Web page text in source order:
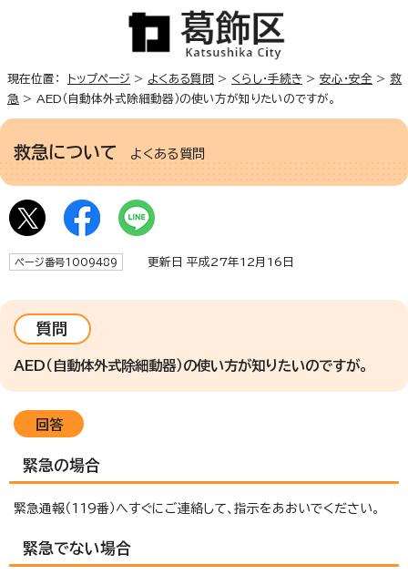
現在位置： トップページ > よくある質問 > くらし・手続き > 安心・安全 > 救
急 > AED（自動体外式除細動器）の使い方が知りたいのですが。
救急について よくある質問
ページ番号1009489 更新日 平成27年12月16日
質問
AED（自動体外式除細動器）の使い方が知りたいのですが。
回答
緊急の場合
緊急通報（119番）へすぐにご連絡して、指示をあおいでください。
緊急でない場合